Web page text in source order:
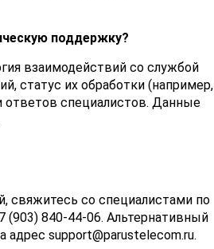
поддержку?
взаимодействий со службой
статус их обработки (например,
ответов специалистов. Данные
свяжитесь со специалистами по
(903) 840-44-06. Альтернативный
адрес support@parustelecom.ru.